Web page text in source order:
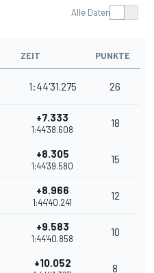
Alle Daten
ZEIT PUNKTE
1:44'31.275 26
+7.333
1:44'38.608
18
+8.305
1:44'39.580
15
+8.966
1:44'40.241
12
+9.583
1:44'40.858
10
+10.052 8